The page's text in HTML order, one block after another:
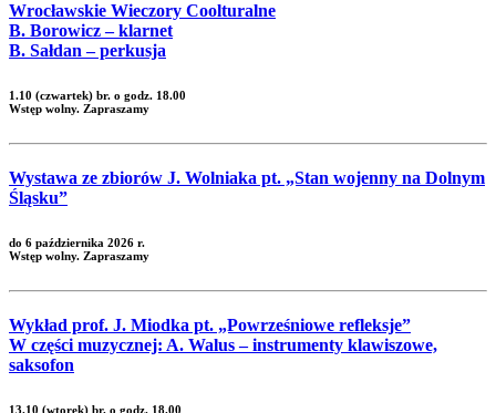
Wrocławskie Wieczory Coolturalne
B. Borowicz – klarnet
B. Sałdan – perkusja
1.10 (czwartek) br. o godz. 18.00
Wstęp wolny. Zapraszamy
Wystawa ze zbiorów J. Wolniaka pt. „Stan wojenny na Dolnym
Śląsku”
do 6 października 2026 r.
Wstęp wolny. Zapraszamy
Wykład prof. J. Miodka pt. „Powrześniowe refleksje”
W części muzycznej: A. Walus – instrumenty klawiszowe,
saksofon
13.10 (wtorek) br. o godz. 18.00